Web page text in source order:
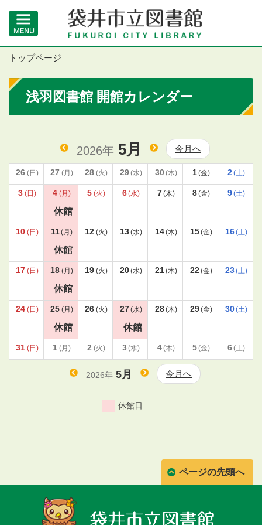
トップページ
浅羽図書館 開館カレンダー
2026年 5月 今月へ
26 (日) 27 (月) 28 (火) 29(水) 30(木) 1(金) 2(土)
3 (日) 4 (月)
休館
5 (火) 6(水) 7(木) 8(金) 9(土)
10 (日) 11(月)
休館
12 (火) 13(水) 14(木) 15(金) 16(土)
17 (日) 18 (月)
休館
19 (火) 20(水) 21(木) 22(金) 23(土)
24 (日) 25 (月)
休館
26 (火) 27(水)
休館
28(木) 29(金) 30(土)
31 (日) 1 (月) 2 (火) 3(水) 4(木) 5(金) 6(土)
2026年 5月 今月へ
ページの先頭へ